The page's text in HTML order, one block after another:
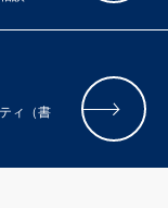
ィ（書